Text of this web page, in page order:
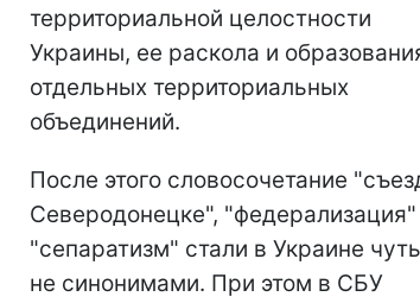
территориальной целостности
Украины, ее раскола и
отдельных территориальных
объединений.
После этого словосочетание
Северодонецке", "федерализация"
"сепаратизм" стали в Украине
не синонимами. При этом в СБУ